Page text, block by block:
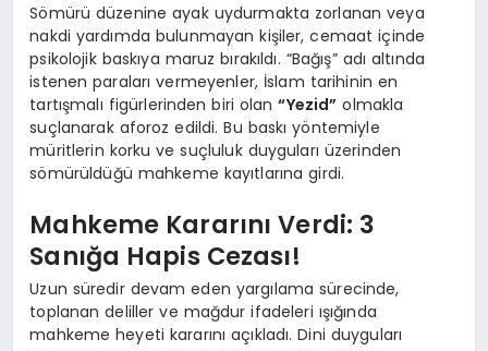
Sömürü düzenine ayak uydurmakta zorlanan veya
nakdi yardımda bulunmayan kişiler, cemaat içinde
psikolojik baskıya maruz bırakıldı. “Bağış” adı altında
istenen paraları vermeyenler, İslam tarihinin en
tartışmalı figürlerinden biri olan“Yezid” olmakla
suçlanarak aforoz edildi. Bu baskı yöntemiyle
müritlerin korku ve suçluluk duyguları üzerinden
sömürüldüğü mahkeme kayıtlarına girdi.
Mahkeme Kararını Verdi: 3
Sanığa Hapis Cezası!
Uzun süredir devam eden yargılama sürecinde,
toplanan deliller ve mağdur ifadeleri ışığında
mahkeme heyeti kararını açıkladı. Dini duyguları